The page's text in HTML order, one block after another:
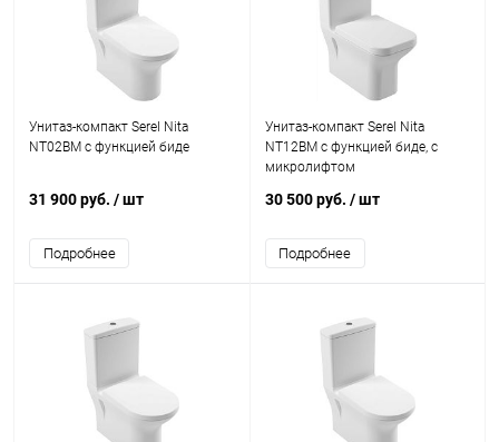
Унитаз-компакт Serel Nita
NT02BM с функцией биде
31 900 руб. / шт
Подробнее
Унитаз-компакт Serel Nita
NT12BM с функцией биде, с
микролифтом
30 500 руб. / шт
Подробнее